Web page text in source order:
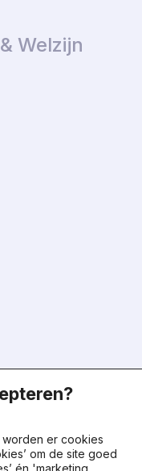
Welzijn
er cookies
om de site goed
én 'marketing